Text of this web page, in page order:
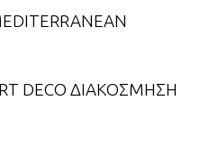
DECO ΔΙΑΚΟΣΜΗΣΗ